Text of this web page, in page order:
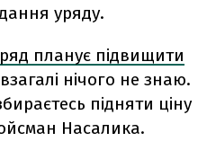
уряду.
планує підвищити
нічого не знаю.
підняти ціну
Насалика.